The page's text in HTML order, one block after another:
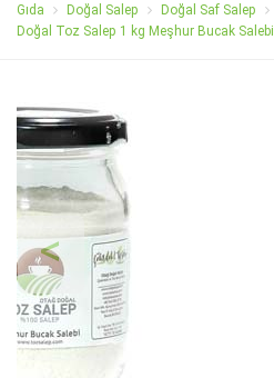
Gıda Doğal Salep
Doğal Saf Salep
Doğal Toz Salep 1 kg Meşhur Bucak Salebi
Geri